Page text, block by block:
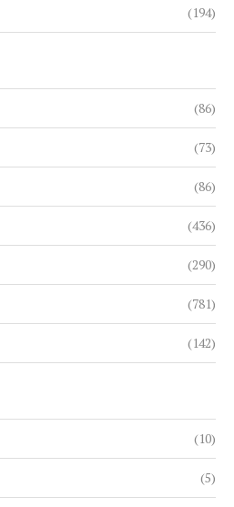
(194)
(86)
(73)
(86)
(436)
(290)
(781)
(142)
(10)
(5)